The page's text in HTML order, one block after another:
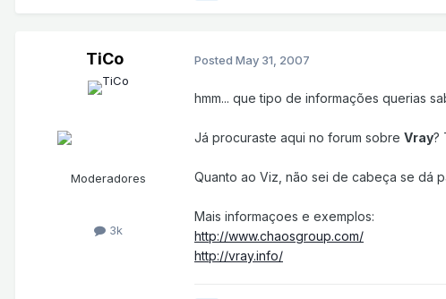
TiCo
Moderadores
3k
Posted May 31, 2007
hmm... que tipo de informações querias
Já procuraste aqui no forum sobre Vray?
Quanto ao Viz, não sei de cabeça se dá
Mais informaçoes e exemplos:
http://www.chaosgroup.com/
http://vray.info/